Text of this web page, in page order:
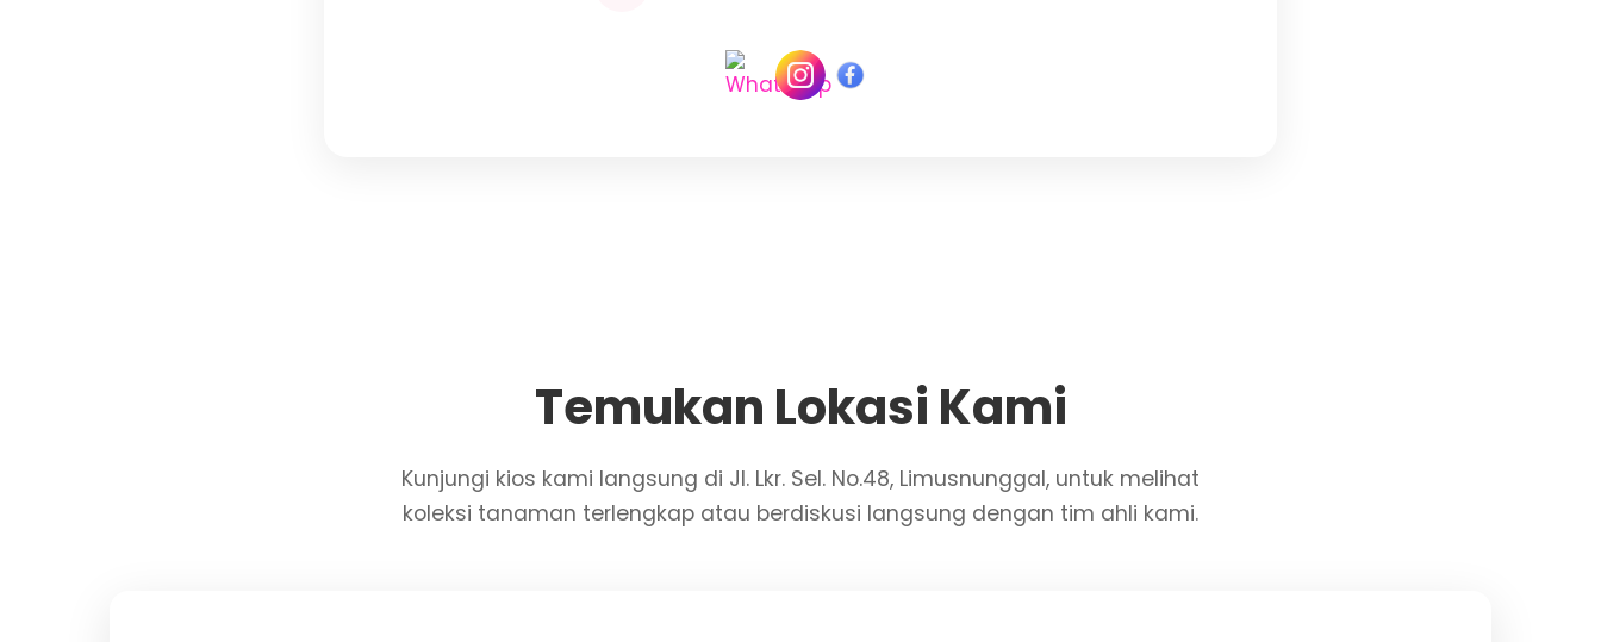
Temukan Lokasi Kami
Kunjungi kios kami langsung di Jl. Lkr. Sel. No.48, Limusnunggal, untuk melihat
koleksi tanaman terlengkap atau berdiskusi langsung dengan tim ahli kami.